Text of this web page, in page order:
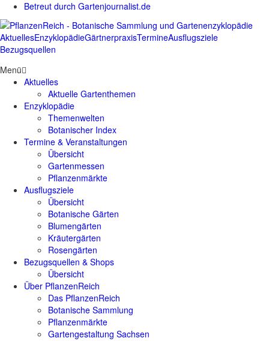
Betreut durch Gartenjournalist.de
AktuellesEnzyklopädieGärtnerpraxisTermineAusflugsziele
Bezugsquellen
Menü
Aktuelles
Aktuelle Gartenthemen
Enzyklopädie
Themenwelten
Botanischer Index
Termine & Veranstaltungen
Übersicht
Gartenmessen
Pflanzenmärkte
Ausflugsziele
Übersicht
Botanische Gärten
Blumengärten
Kräutergärten
Rosengärten
Bezugsquellen & Shops
Übersicht
Über PflanzenReich
Das PflanzenReich
Botanische Sammlung
Pflanzenmärkte
Gartengestaltung Sachsen